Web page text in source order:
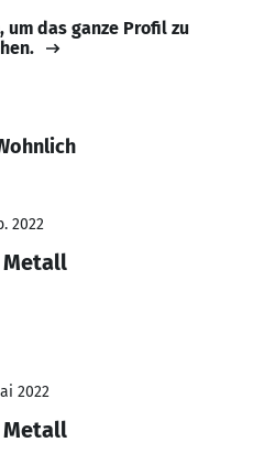
um das ganze Profil zu
2022
2022